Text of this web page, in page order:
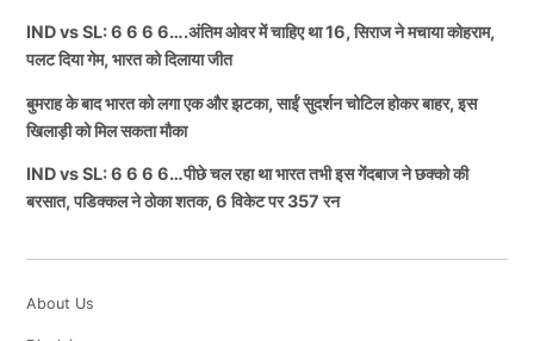
IND vs SL: 6 6 6 6….अंतिम ओवर में चाहिए था 16, सिराज ने मचाया कोहराम,
पलट दिया गेम, भारत को दिलाया जीत
बुमराह के बाद भारत को लगा एक और झटका, साईं सुदर्शन चोटिल होकर बाहर, इस
खिलाड़ी को मिल सकता मौका
IND vs SL: 6 6 6 6…पीछे चल रहा था भारत तभी इस गेंदबाज ने छक्को की
बरसात, पडिक्कल ने ठोका शतक, 6 विकेट पर 357 रन
About Us